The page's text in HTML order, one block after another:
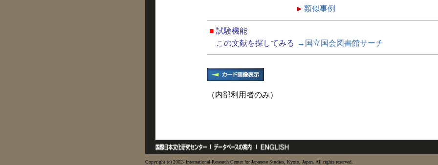
類似事例
■ 試験機能
この文献を探してみる
→国立国会図書館サーチ
（内部利用者のみ）
Copyright (c) 2002- International Research Center for Japanese Studies, Kyoto, Japan. All rights reserved.